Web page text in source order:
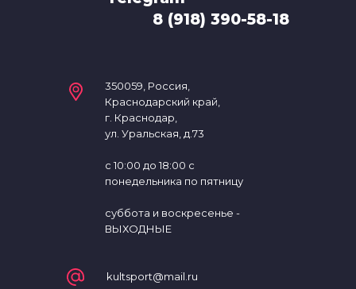
8 (918) 390-58-18
350059, Россия,
Краснодарский край,
г. Краснодар,
ул. Уральская, д.73
с 10:00 до 18:00 с
понедельника по пятницу
суббота и воскресенье -
ВЫХОДНЫЕ
kultsport@mail.ru